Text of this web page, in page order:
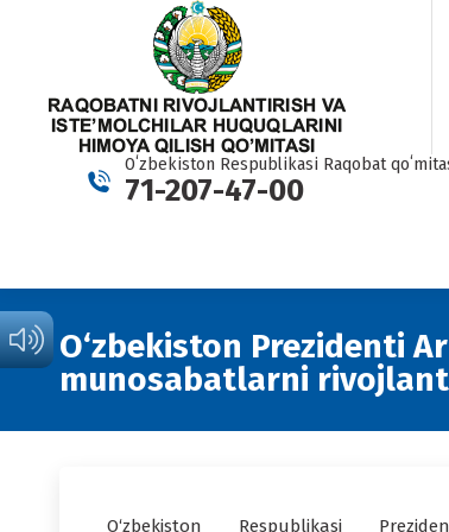
Oʻzbekiston Respublikasi Raqobat
71-207-47-00
O‘zbekiston Prezidenti
munosabatlarni
O‘zbekiston Respublikasi